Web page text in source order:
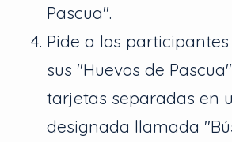
Pascua".
Pide a los
sus "Huevos de
tarjetas separadas en
designada llamada